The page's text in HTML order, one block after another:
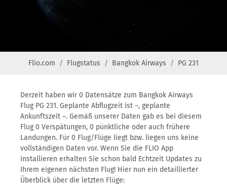
Flio.com Flugstatus Bangkok Airways PG 231
Derzeit haben wir 0 Datensätze zum Bangkok Airways
Flug PG 231. Geplante Abflugzeit ist –, geplante
Ankunftszeit –. Gemäß unserer Daten gab es bei diesem
Flug 0 Verspätungen, 0 pünktliche oder auch frühere
Landungen. Für 0 Flug/Flüge liegt bzw. liegen uns keine
vollständigen Daten vor. Wenn Sie die FLIO App
installieren erhalten Sie schon bald Echtzeit Updates zu
Ihrem eigenen nächsten Flug! Hier nun ein detaillierter
Überblick über die letzten Flüge: